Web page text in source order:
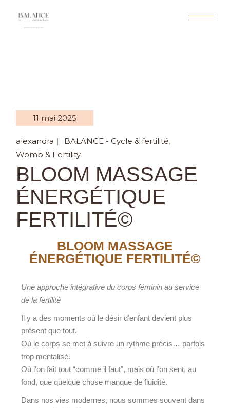
11 mai 2025
alexandra
BALANCE - Cycle & fertilité
Womb & Fertility
BLOOM MASSAGE
ÉNERGÉTIQUE
FERTILITÉ©
BLOOM MASSAGE
ÉNERGÉTIQUE FERTILITÉ©
Une approche intégrative du corps féminin au service
de la fertilité
Il y a des moments où le désir d’enfant devient plus
présent que tout.
Où le corps se met à suivre un rythme précis… parfois
trop mentalisé.
Où l’on fait tout “comme il faut”, mais où l’on sent, au
fond, que quelque chose manque de fluidité.
Dans nos vies modernes, nous sommes souvent dans